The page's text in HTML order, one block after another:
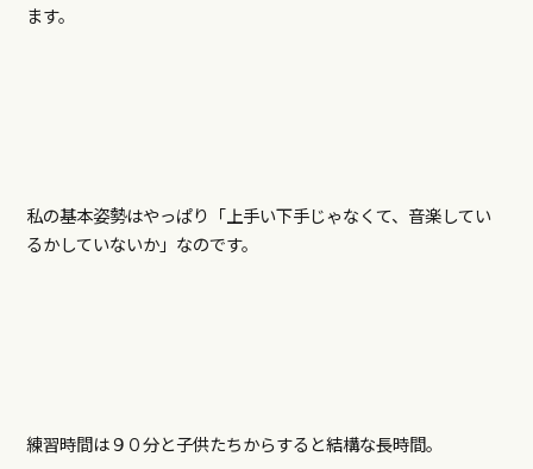
ます。
私の基本姿勢はやっぱり「上手い下手じゃなくて、音楽してい
るかしていないか」なのです。
練習時間は９０分と子供たちからすると結構な長時間。